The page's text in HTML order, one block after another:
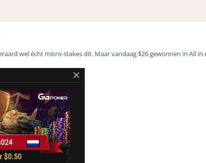
wel écht micro-stakes dit. Maar vandaag $26 gewonnen in All